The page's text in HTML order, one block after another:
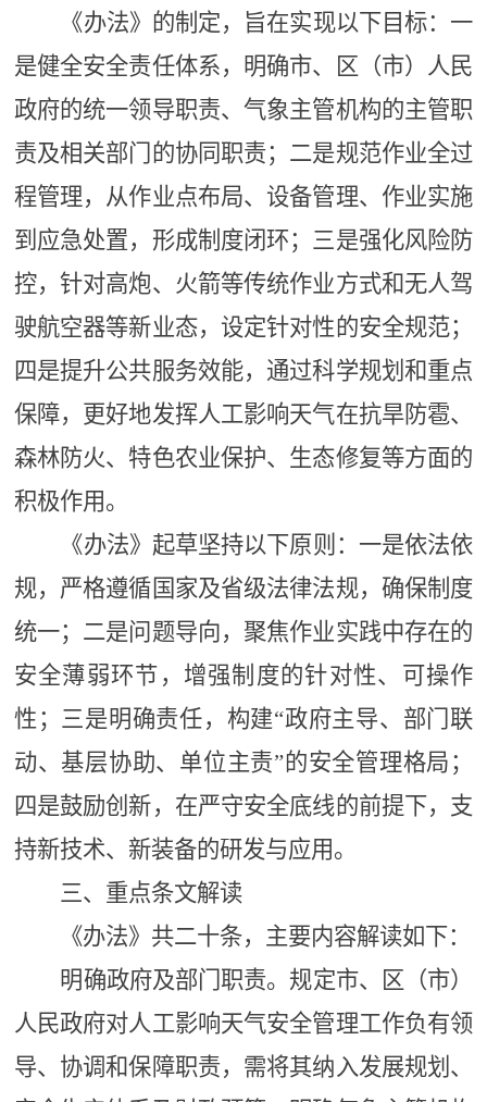
《办法》的制定，旨在实现以下目标：一
是健全安全责任体系，明确市、区（市）人民
政府的统一领导职责、气象主管机构的主管职
责及相关部门的协同职责；二是规范作业全过
程管理，从作业点布局、设备管理、作业实施
到应急处置，形成制度闭环；三是强化风险防
控，针对高炮、火箭等传统作业方式和无人驾
驶航空器等新业态，设定针对性的安全规范；
四是提升公共服务效能，通过科学规划和重点
保障，更好地发挥人工影响天气在抗旱防雹、
森林防火、特色农业保护、生态修复等方面的
积极作用。
《办法》起草坚持以下原则：一是依法依
规，严格遵循国家及省级法律法规，确保制度
统一；二是问题导向，聚焦作业实践中存在的
安全薄弱环节，增强制度的针对性、可操作
性；三是明确责任，构建“政府主导、部门联
动、基层协助、单位主责”的安全管理格局；
四是鼓励创新，在严守安全底线的前提下，支
持新技术、新装备的研发与应用。
三、重点条文解读
《办法》共二十条，主要内容解读如下：
明确政府及部门职责。规定市、区（市）
人民政府对人工影响天气安全管理工作负有领
导、协调和保障职责，需将其纳入发展规划、